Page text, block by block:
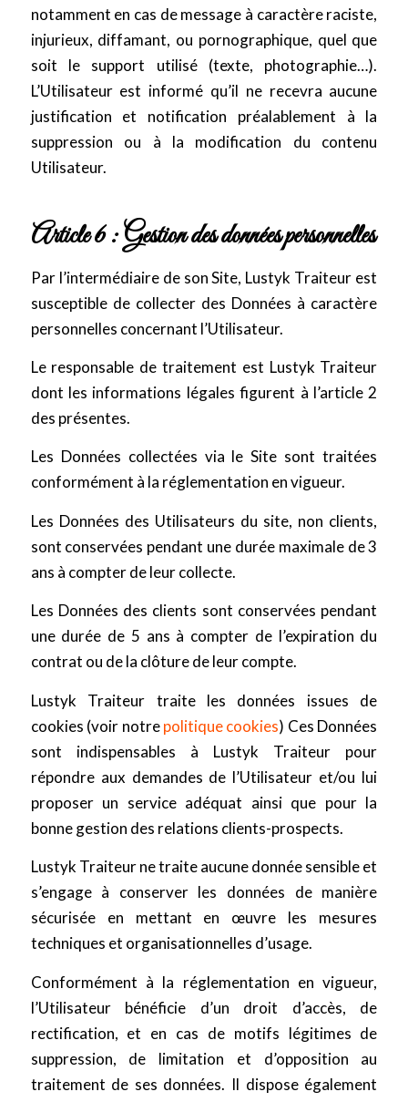
notamment en cas de message à caractère raciste,
injurieux, diffamant, ou pornographique, quel que
soit le support utilisé (texte, photographie…).
L’Utilisateur est informé qu’il ne recevra aucune
justification et notification préalablement à la
suppression ou à la modification du contenu
Utilisateur.
Article 6 : Gestion des données personnelles
Par l’intermédiaire de son Site, Lustyk Traiteur est
susceptible de collecter des Données à caractère
personnelles concernant l’Utilisateur.
Le responsable de traitement est Lustyk Traiteur
dont les informations légales figurent à l’article 2
des présentes.
Les Données collectées via le Site sont traitées
conformément à la réglementation en vigueur.
Les Données des Utilisateurs du site, non clients,
sont conservées pendant une durée maximale de 3
ans à compter de leur collecte.
Les Données des clients sont conservées pendant
une durée de 5 ans à compter de l’expiration du
contrat ou de la clôture de leur compte.
Lustyk Traiteur traite les données issues de
cookies (voir notrepolitique cookies) Ces Données
sont indispensables à Lustyk Traiteur pour
répondre aux demandes de l’Utilisateur et/ou lui
proposer un service adéquat ainsi que pour la
bonne gestion des relations clients-prospects.
Lustyk Traiteur ne traite aucune donnée sensible et
s’engage à conserver les données de manière
sécurisée en mettant en œuvre les mesures
techniques et organisationnelles d’usage.
Conformément à la réglementation en vigueur,
l’Utilisateur bénéficie d’un droit d’accès, de
rectification, et en cas de motifs légitimes de
suppression, de limitation et d’opposition au
traitement de ses données. Il dispose également